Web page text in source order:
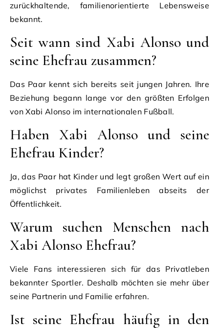
zurückhaltende, familienorientierte Lebensweise
bekannt.
Seit wann sind Xabi Alonso und
seine Ehefrau zusammen?
Das Paar kennt sich bereits seit jungen Jahren. Ihre
Beziehung begann lange vor den größten Erfolgen
von Xabi Alonso im internationalen Fußball.
Haben Xabi Alonso und seine
Ehefrau Kinder?
Ja, das Paar hat Kinder und legt großen Wert auf ein
möglichst privates Familienleben abseits der
Öffentlichkeit.
Warum suchen Menschen nach
Xabi Alonso Ehefrau?
Viele Fans interessieren sich für das Privatleben
bekannter Sportler. Deshalb möchten sie mehr über
seine Partnerin und Familie erfahren.
Ist seine Ehefrau häufig in den